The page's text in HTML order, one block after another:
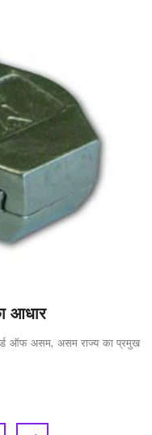
आधार
ऑफ असम, असम राज्य का प्रमुख